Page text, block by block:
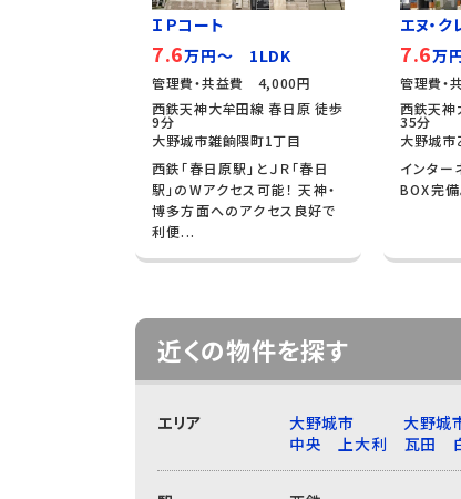
ＩＰコート
7.6万円～ 1LDK
管理費・共益費 4,000円
西鉄天神大牟田線 春日原 徒歩
9分
大野城市雑餉隈町1丁目
西鉄「春日原駅」とＪＲ「春日
駅」のWアクセス可能！ 天神・
博多方面へのアクセス良好で
利便...
エヌ・ク
7.6万
管理費
西鉄天神
35分
大野城市
インター
BOX完備
近くの物件を探す
エリア 大野城市
大野城
中央
上大利 瓦田